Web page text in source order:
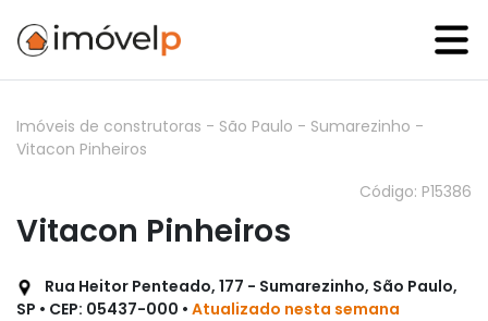
Imóveis de construtoras - São Paulo - Sumarezinho -
Vitacon Pinheiros
Código: P15386
Vitacon Pinheiros
Rua Heitor Penteado, 177 - Sumarezinho, São Paulo,
SP • CEP: 05437-000 • Atualizado nesta semana